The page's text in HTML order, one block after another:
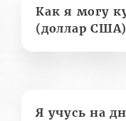
Как я могу
(доллар
Я учусь на